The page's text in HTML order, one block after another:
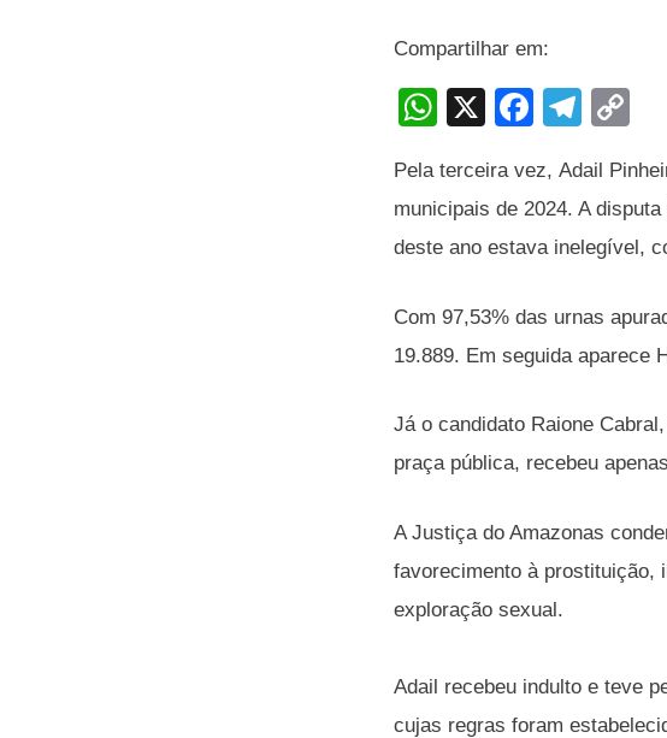
Compartilhar em:
W
at
s
A
p
p
X
F
c
e
b
o
k
T
e
gr
a
p
y
Li
k
Pela terceira vez, Adail
municipais de 2024. A
deste ano estava inelegível,
Com 97,53% das urnas
19.889. Em seguida aparece
Já o candidato Raione
praça pública, recebeu
A Justiça do Amazonas
favorecimento à prostituição,
exploração sexual.
Adail recebeu indulto e teve
cujas regras foram